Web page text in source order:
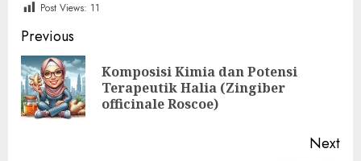
Post Views: 11
Post
navigation
Previous
Komposisi Kimia dan Potensi
Terapeutik Halia (Zingiber
officinale Roscoe)
Next